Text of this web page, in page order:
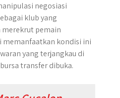
negosiasi
klub yang
pemain
memanfaatkan kondisi ini
yang terjangkau di
transfer dibuka.